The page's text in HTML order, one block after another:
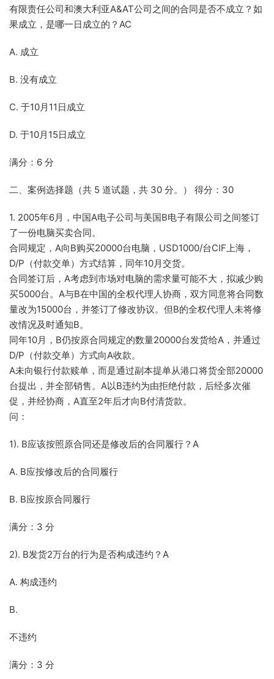
有限责任公司和澳大利亚A&AT公司之间的合同是否不成立？如
果成立，是哪一日成立的？AC
A. 成立
B. 没有成立
C. 于10月11日成立
D. 于10月15日成立
满分：6 分
二、案例选择题（共 5 道试题，共 30 分。） 得分：30
1. 2005年6月，中国A电子公司与美国B电子有限公司之间签订
了一份电脑买卖合同。
合同规定，A向B购买20000台电脑，USD1000/台CIF上海，
D/P（付款交单）方式结算，同年10月交货。
合同签订后，A考虑到市场对电脑的需求量可能不大，拟减少购
买5000台。A与B在中国的全权代理人协商，双方同意将合同数
量改为15000台，并签订了修改协议。但B的全权代理人未将修
改情况及时通知B。
同年10月，B仍按原合同规定的数量20000台发货给A，并通过
D/P（付款交单）方式向A收款。
A未向银行付款赎单，而是通过副本提单从港口将货全部20000
台提出，并全部销售。A以B违约为由拒绝付款，后经多次催
促，并经协商，A直至2年后才向B付清货款。
问：
1). B应该按照原合同还是修改后的合同履行？A
A. B应按修改后的合同履行
B. B应按原合同履行
满分：3 分
2). B发货2万台的行为是否构成违约？A
A. 构成违约
B.
不违约
满分：3 分